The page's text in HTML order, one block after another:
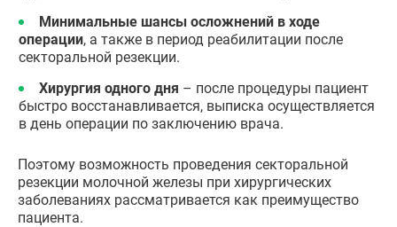
Минимальные шансы осложнений в ходе
операции, а также в период реабилитации после
секторальной резекции.
Хирургия одного дня – после процедуры пациент
быстро восстанавливается, выписка осуществляется
в день операции по заключению врача.
Поэтому возможность проведения секторальной
резекции молочной железы при хирургических
заболеваниях рассматривается как преимущество
пациента.